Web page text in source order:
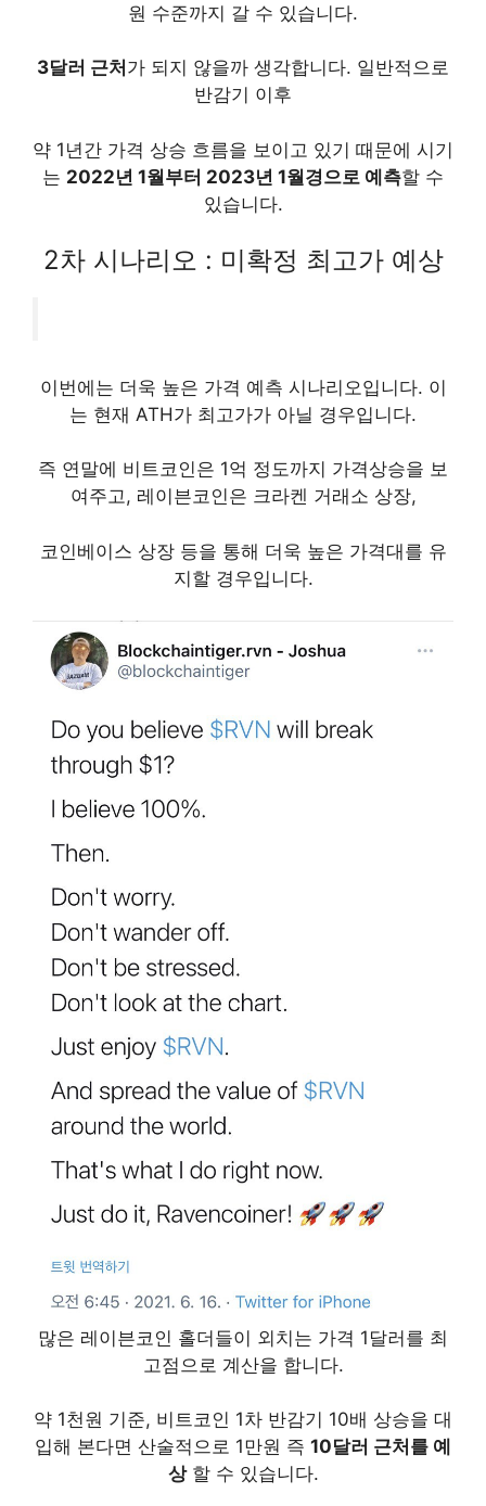
원 수준까지 갈 수 있습니다.
3달러 근처 가 되지 않을까 생각합니다. 일반적으로
반감기 이후
약 1년간 가격 상승 흐름을 보이고 있기 때문에 시기
는 2022년 1월부터 2023년 1월경으로 예측할 수
있습니다.
2차 시나리오 : 미확정 최고가 예상
이번에는 더욱 높은 가격 예측 시나리오입니다. 이
는 현재 ATH가 최고가가 아닐 경우입니다.
즉 연말에 비트코인은 1억 정도까지 가격상승을 보
여주고, 레이븐코인은 크라켄 거래소 상장,
코인베이스 상장 등을 통해 더욱 높은 가격대를 유
지할 경우입니다.
많은 레이븐코인 홀더들이 외치는 가격 1달러를 최
고점으로 계산을 합니다.
약 1천원 기준, 비트코인 1차 반감기 10배 상승을 대
입해 본다면 산술적으로 1만원 즉 10달러 근처를 예
상할 수 있습니다.